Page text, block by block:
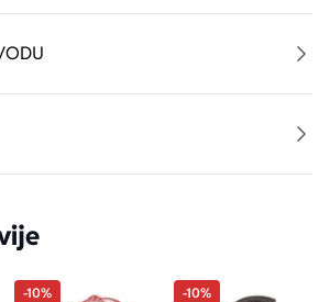
-10% -10%